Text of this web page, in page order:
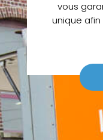
vous
unique afin